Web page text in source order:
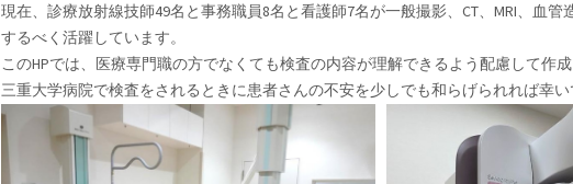
現在、診療放射線技師49名と事務職員8名と看護師7名が一般撮影、CT、MRI、血
するべく活躍しています。
このHPでは、医療専門職の方でなくても検査の内容が理解できるよう配慮して作成
三重大学病院で検査をされるときに患者さんの不安を少しでも和らげられれば幸い